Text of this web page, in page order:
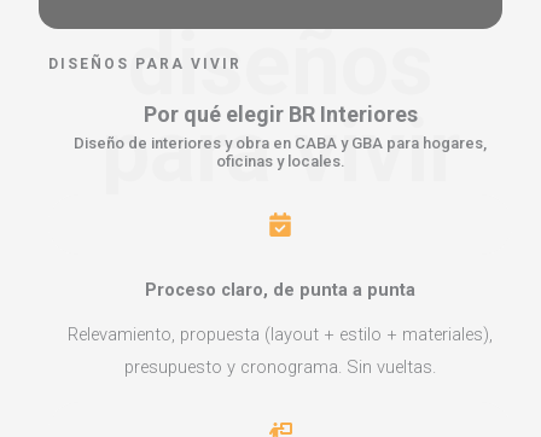
diseños
para vivir
DISEÑOS PARA VIVIR
Por qué elegir BR Interiores
Diseño de interiores y obra en CABA y GBA para hogares,
oficinas y locales.
Proceso claro, de punta a punta
Relevamiento, propuesta (layout + estilo + materiales),
presupuesto y cronograma. Sin vueltas.